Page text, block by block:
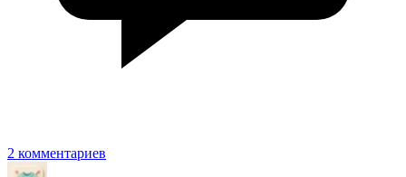
2 комментариев